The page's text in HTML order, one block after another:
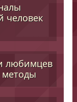
человек
любимцев
методы